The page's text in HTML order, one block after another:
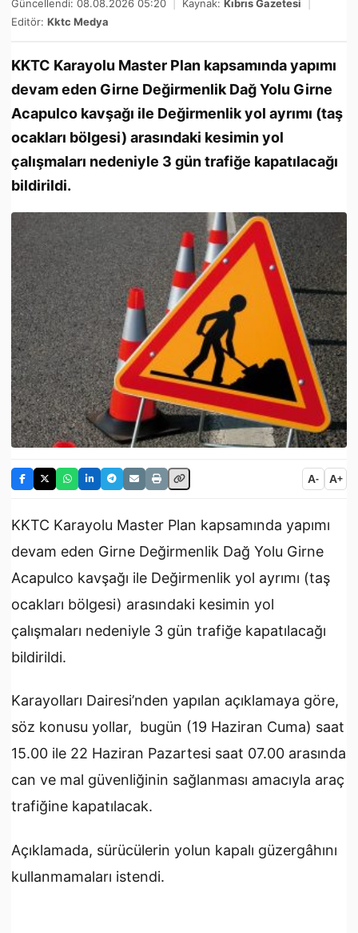
Güncellendi: 08.08.2026 05:20 Kaynak: Kıbrıs Gazetesi
Editör: Kktc Medya
KKTC Karayolu Master Plan kapsamında yapımı
devam eden Girne Değirmenlik Dağ Yolu Girne
Acapulco kavşağı ile Değirmenlik yol ayrımı (taş
ocakları bölgesi) arasındaki kesimin yol
çalışmaları nedeniyle 3 gün trafiğe kapatılacağı
bildirildi.
A- A+
KKTC Karayolu Master Plan kapsamında yapımı
devam eden Girne Değirmenlik Dağ Yolu Girne
Acapulco kavşağı ile Değirmenlik yol ayrımı (taş
ocakları bölgesi) arasındaki kesimin yol
çalışmaları nedeniyle 3 gün trafiğe kapatılacağı
bildirildi.
Karayolları Dairesi’nden yapılan açıklamaya göre,
söz konusu yollar, bugün (19 Haziran Cuma) saat
15.00 ile 22 Haziran Pazartesi saat 07.00 arasında
can ve mal güvenliğinin sağlanması amacıyla araç
trafiğine kapatılacak.
Açıklamada, sürücülerin yolun kapalı güzergâhını
kullanmamaları istendi.